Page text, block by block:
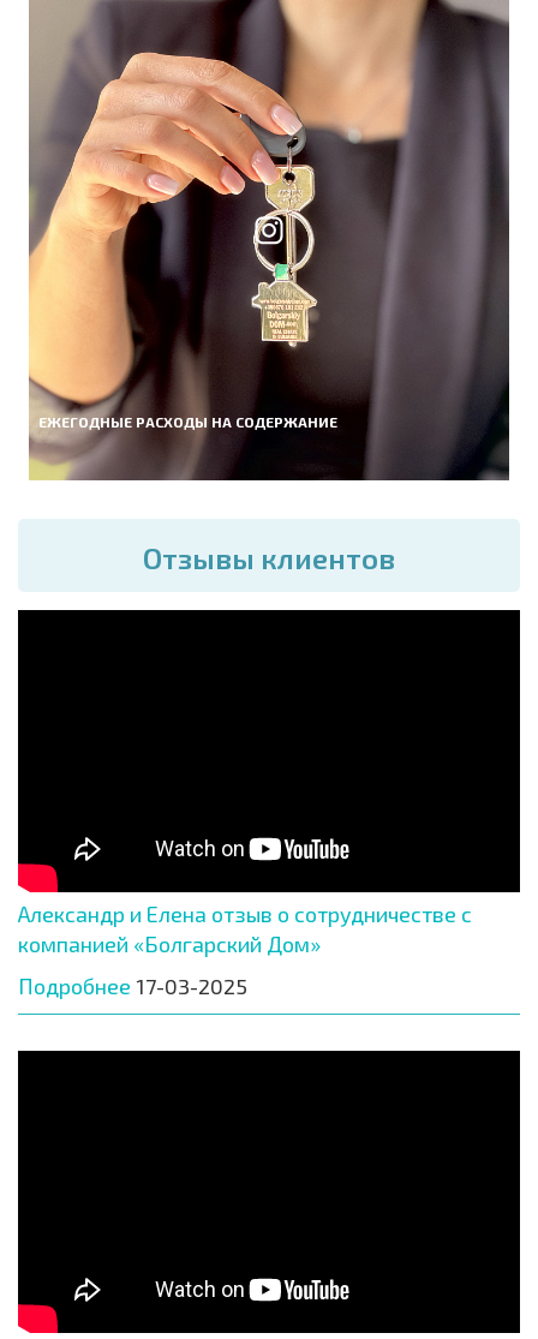
ЕЖЕГОДНЫЕ РАСХОДЫ НА СОДЕРЖАНИЕ
Отзывы клиентов
Александр и Елена отзыв о сотрудничестве с
компанией «Болгарский Дом»
Подробнее 17-03-2025